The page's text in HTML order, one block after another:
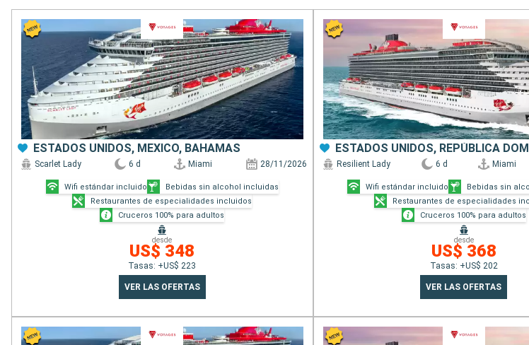
ESTADOS UNIDOS, MÉXICO, BAHAMAS
Scarlet Lady 6 d Miami 28/11/2026
Wifi estándar incluido
Bebidas sin alcohol incluidas
Restaurantes de especialidades incluidos
Cruceros 100% para adultos
desde
US$ 348
Tasas: +US$ 223
VER LAS OFERTAS
Resilient Lady 6 d Miami
Wifi estándar incluido
Bebidas sin
Restaurantes de especialidades
Cruceros 100% para adultos
desde
US$ 368
Tasas: +US$ 202
VER LAS OFERTAS